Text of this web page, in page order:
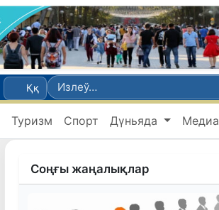
Ққ
Туризм Спорт Дүньяда Медиа
Соңғы жаңалықлар